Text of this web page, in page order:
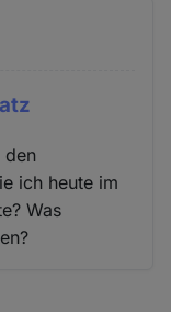
den
ich heute im
Was